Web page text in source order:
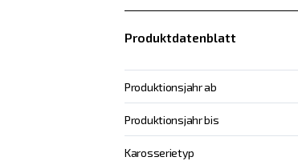
Produktdatenblatt
Produktionsjahr ab
Produktionsjahr bis
Karosserietyp